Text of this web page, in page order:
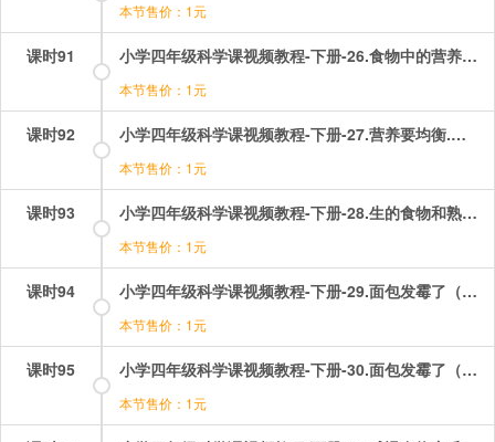
本节售价：1元
课时91 小学四年级科学课视频教程-下册-26.食物中的营养（三）——蛋白质.mp4
本节售价：1元
课时92 小学四年级科学课视频教程-下册-27.营养要均衡.mp4
本节售价：1元
课时93 小学四年级科学课视频教程-下册-28.生的食物和熟的食物.mp4
本节售价：1元
课时94 小学四年级科学课视频教程-下册-29.面包发霉了（一）——观察发霉的面包.mp4
本节售价：1元
课时95 小学四年级科学课视频教程-下册-30.面包发霉了（二）——探究发霉速度.mp4
本节售价：1元